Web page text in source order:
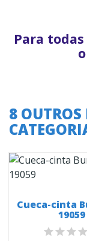
Para
8
Cueca-cinta
19059